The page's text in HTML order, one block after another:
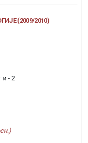
(2009/2010)
и - 2